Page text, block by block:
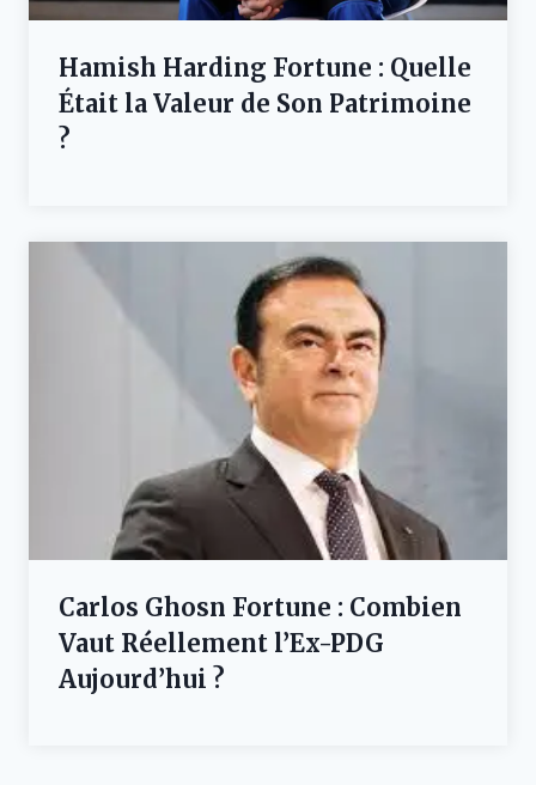
Hamish Harding Fortune : Quelle
Était la Valeur de Son Patrimoine
?
Carlos Ghosn Fortune : Combien
Vaut Réellement l’Ex-PDG
Aujourd’hui ?